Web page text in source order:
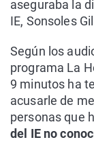
aseguraba la
IE, Sonsoles
Según los
programa La
9 minutos ha
acusarle de
personas que
del IE no